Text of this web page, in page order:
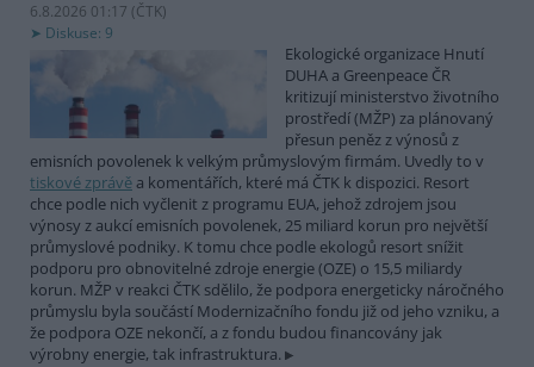
6.8.2026 01:17 (ČTK)
Diskuse: 9
Ekologické organizace Hnutí
DUHA a Greenpeace ČR
kritizují ministerstvo životního
prostředí (MŽP) za plánovaný
přesun peněz z výnosů z
emisních povolenek k velkým průmyslovým firmám. Uvedly to v
tiskové zprávě a komentářích, které má ČTK k dispozici. Resort
chce podle nich vyčlenit z programu EUA, jehož zdrojem jsou
výnosy z aukcí emisních povolenek, 25 miliard korun pro největší
průmyslové podniky. K tomu chce podle ekologů resort snížit
podporu pro obnovitelné zdroje energie (OZE) o 15,5 miliardy
korun. MŽP v reakci ČTK sdělilo, že podpora energeticky náročného
průmyslu byla součástí Modernizačního fondu již od jeho vzniku, a
že podpora OZE nekončí, a z fondu budou financovány jak
výrobny energie, tak infrastruktura.